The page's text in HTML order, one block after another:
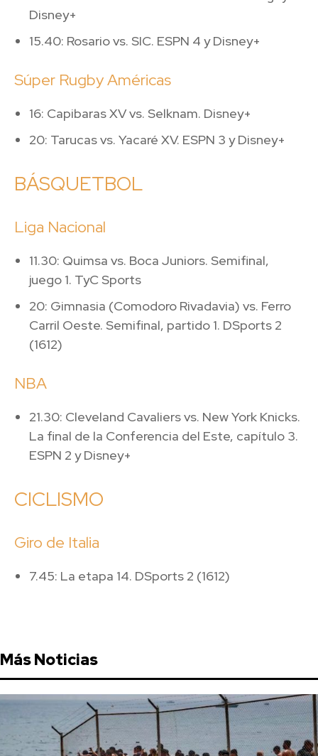
Disney+
15.40: Rosario vs. SIC. ESPN 4 y Disney+
Súper Rugby Américas
16: Capibaras XV vs. Selknam. Disney+
20: Tarucas vs. Yacaré XV. ESPN 3 y Disney+
BÁSQUETBOL
Liga Nacional
11.30: Quimsa vs. Boca Juniors. Semifinal,
juego 1. TyC Sports
20: Gimnasia (Comodoro Rivadavia) vs. Ferro
Carril Oeste. Semifinal, partido 1. DSports 2
(1612)
NBA
21.30: Cleveland Cavaliers vs. New York Knicks.
La final de la Conferencia del Este, capítulo 3.
ESPN 2 y Disney+
CICLISMO
Giro de Italia
7.45: La etapa 14. DSports 2 (1612)
Más Noticias